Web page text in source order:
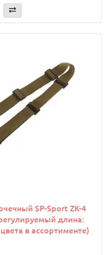
SP-Sport ZK-4
длина:
в ассортименте)